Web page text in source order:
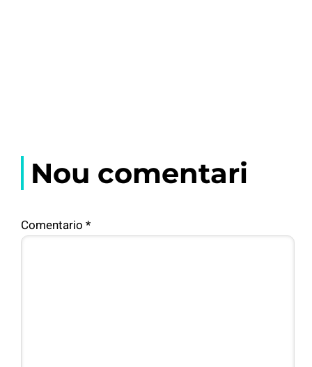
Nou comentari
Comentario *